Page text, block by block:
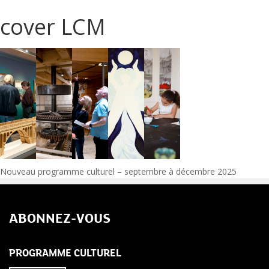
cover LCM
Navigation
l’article
Nouveau programme culturel – septembre à décembre 2025
ABONNEZ-VOUS
PROGRAMME CULTUREL